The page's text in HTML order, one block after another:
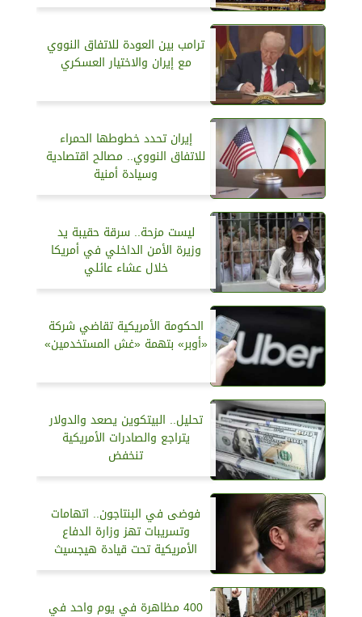
ترامب بين العودة للاتفاق النووي
مع إيران والاختيار العسكري
إيران تحدد خطوطها الحمراء
للاتفاق النووي.. مصالح اقتصادية
وسيادة أمنية
ليست مزحة.. سرقة حقيبة يد
وزيرة الأمن الداخلي في أمريكا
خلال عشاء عائلي
الحكومة الأمريكية تقاضي شركة
«أوبر» بتهمة «غش المستخدمين»
تحليل.. البيتكوين يصعد والدولار
يتراجع والصادرات الأمريكية
تنخفض
فوضى في البنتاجون.. اتهامات
وتسريبات تهز وزارة الدفاع
الأمريكية تحت قيادة هيجسيث
400 مظاهرة في يوم واحد في